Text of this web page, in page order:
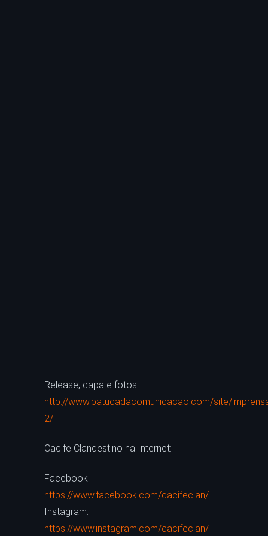
Release, capa e fotos:
http://www.batucadacomunicacao.com/site/
2/
Cacife Clandestino na Internet:
Facebook:
https://www.facebook.com/cacifeclan/
Instagram:
https://www.instagram.com/cacifeclan/